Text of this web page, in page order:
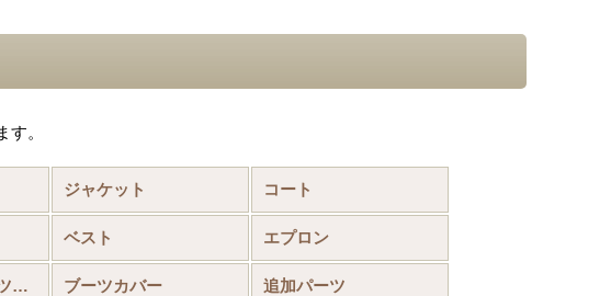
。
ジャケット コート
ベスト エプロン
ツナギ・全身タイツ・筋肉襦袢 ブーツカバー 追加パーツ